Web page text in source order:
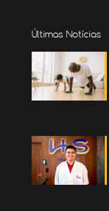
Últimas Notícias